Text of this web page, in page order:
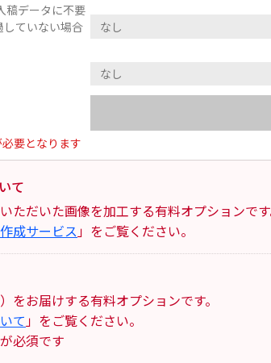
稿データに不要
していない場合
要となります
て
ただいた画像を加工する有料オプションで
成サービス」をご覧ください。
をお届けする有料オプションです。
て」をご覧ください。
必須です